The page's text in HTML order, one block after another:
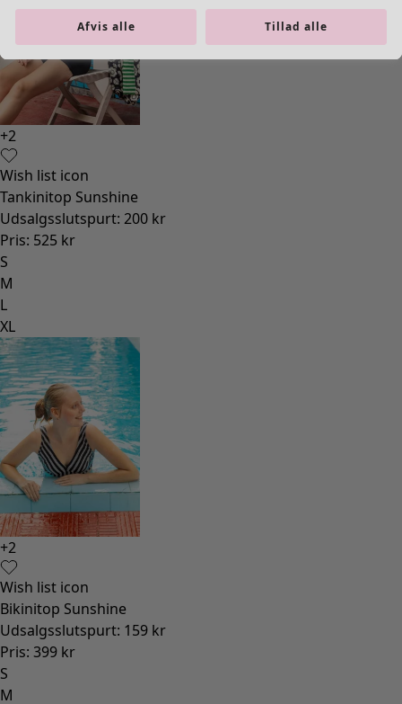
Bolig
Nyhed
Al boligindretning
Gardiner
Puder & Pyntepudebetræk
Tæpper
Frotté
Boger
Tidligere favoritter
Rum
Badeværelse
Indretning
Spisehjørnet
Shop stilen
Afvis alle Tillad alle